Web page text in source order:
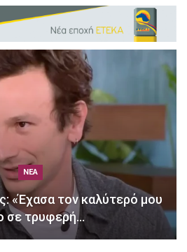
ΝΈΑ
«Έχασα τον καλύτερό μου
σε τρυφερή…